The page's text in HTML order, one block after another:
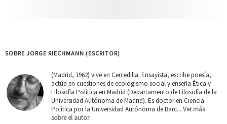
SOBRE JORGE RIECHMANN (ESCRITOR)
(Madrid, 1962) vive en Cercedilla. Ensayista, escribe poesía,
actúa en cuestiones de ecologismo social y enseña Ética y
Filosofía Política en Madrid (Departamento de Filosofía de la
Universidad Autónoma de Madrid). Es doctor en Ciencia
Política por la Universidad Autónoma de Barc... Ver más
sobre el autor